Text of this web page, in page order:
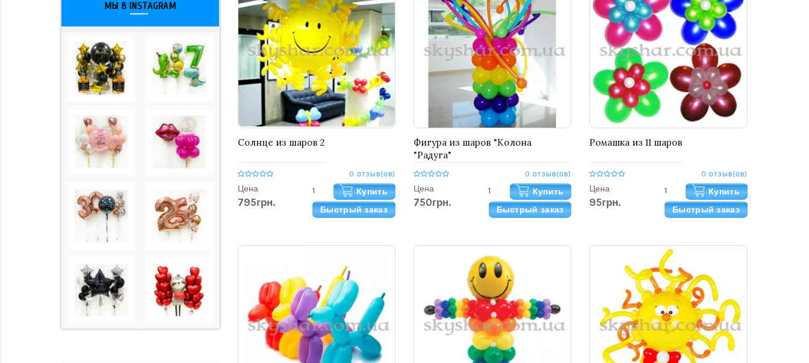
МЫ В INSTAGRAM
Солнце из шаров 2
0 отзыв(ов)
Цена
795грн.
Купить
Быстрый заказ
Фигура из шаров "Колона
"Радуга"
0 отзыв(ов)
Цена
750грн.
Купить
Быстрый заказ
Ромашка из 11 шаров
0 отзыв(ов)
Цена
95грн.
Купить
Быстрый заказ